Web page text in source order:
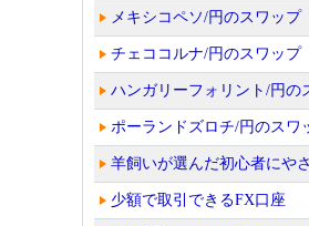
メキシコペソ/円のスワップ
チェココルナ/円のスワップ
ハンガリーフォリント/円の
ポーランドズロチ/円のスワ
羊飼いが選んだ初心者にや
少額で取引できるFX口座